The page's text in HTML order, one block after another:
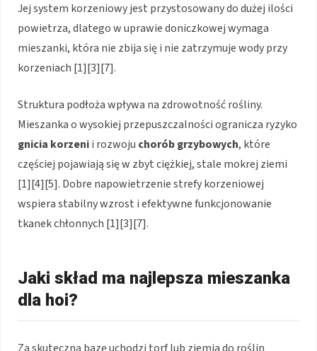
Jej system korzeniowy jest przystosowany do dużej ilości
powietrza, dlatego w uprawie doniczkowej wymaga
mieszanki, która nie zbija się i nie zatrzymuje wody przy
korzeniach [1][3][7].
Struktura podłoża wpływa na zdrowotność rośliny.
Mieszanka o wysokiej przepuszczalności ogranicza ryzyko
gnicia korzenii rozwoju chorób grzybowych, które
częściej pojawiają się w zbyt ciężkiej, stale mokrej ziemi
[1][4][5]. Dobre napowietrzenie strefy korzeniowej
wspiera stabilny wzrost i efektywne funkcjonowanie
tkanek chłonnych [1][3][7].
Jaki skład ma najlepsza mieszanka
dla hoi?